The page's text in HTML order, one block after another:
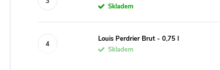
Skladem
Louis Perdrier Brut - 0,75 l
Skladem